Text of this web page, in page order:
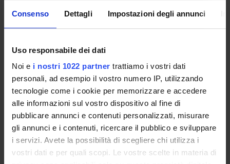
Consenso Dettagli Impostazioni degli annunci
Uso responsabile dei dati
Noi e i nostri 1022 partner trattiamo i vostri dati
personali, ad esempio il vostro numero IP, utilizzando
tecnologie come i cookie per memorizzare e accedere
alle informazioni sul vostro dispositivo al fine di
pubblicare annunci e contenuti personalizzati, misurare
gli annunci e i contenuti, ricercare il pubblico e sviluppare
i servizi. Avete la possibilità di scegliere chi utilizza i
vostri dati e per quali scopi. Le vostre scelte in materia di
Elisa Bertazzoni Minelli
Farmacologia
ATTIVITÀ
AREE DI RICERCA